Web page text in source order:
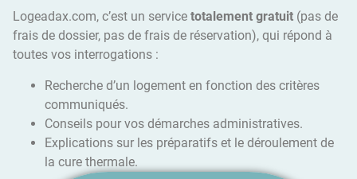
Logeadax.com, c’est un service totalement gratuit (pas de
frais de dossier, pas de frais de réservation), qui répond à
toutes vos interrogations :
Recherche d’un logement en fonction des critères
communiqués.
Conseils pour vos démarches administratives.
Explications sur les préparatifs et le déroulement de
la cure thermale.